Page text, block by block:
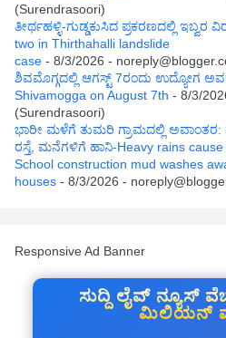
(Surendrasoori)
ತೀರ್ಥಹಳ್ಳಿ-ಗುಡ್ಡಕುಸಿದ ಪ್ರಕರಣದಲ್ಲಿ
two in Thirthahalli landslide
case - 8/3/2026 -
ಶಿವಮೊಗ್ಗದಲ್ಲಿ ಆಗಸ್ಟ್ 7ರಂದು ಉದ್ಯೋಗ
Shivamogga on August 7th - 8/3/
(Surendrasoori)
ಭಾರೀ ಮಳೆಗೆ ತುಮರಿ ಗ್ರಾಮದಲ್ಲಿ ಅವಾಂತರ:
ರಸ್ತೆ, ಮನೆಗಳಿಗೆ ಹಾನಿ-Heavy rains cause
School construction mud washes
houses - 8/3/2026 -
Responsive Ad Banner
ಸುದ್ದಿ ಲೈವ್ ನ್ಯೂಸ್
ಮಿಲಿಯನ್